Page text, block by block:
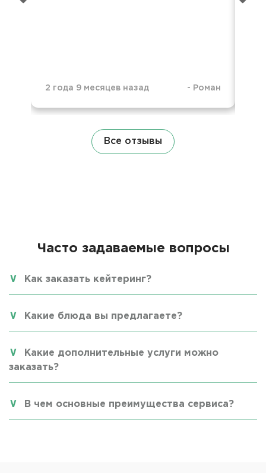
2 года 9 месяцев назад - Роман
Все отзывы
Часто задаваемые вопросы
Как заказать кейтеринг?
Какие блюда вы предлагаете?
Какие дополнительные услуги можно
заказать?
В чем основные преимущества сервиса?